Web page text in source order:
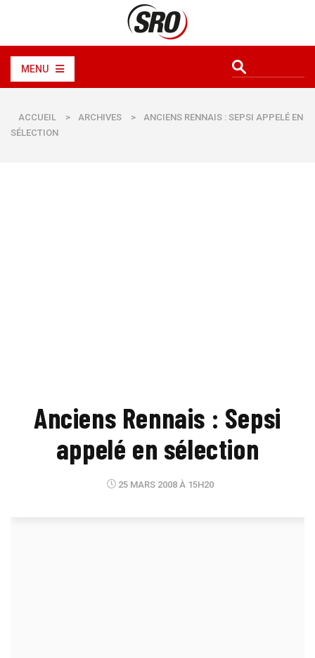
MENU
ACCUEIL > ARCHIVES >
ANCIENS RENNAIS : SEPSI APPELÉ EN
SÉLECTION
Anciens Rennais : Sepsi
appelé en sélection
25 MARS 2008 À 15H20